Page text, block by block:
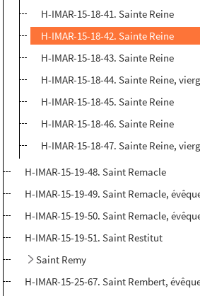
H-IMAR-15-18-41. Sainte Reine
H-IMAR-15-18-42. Sainte Reine
H-IMAR-15-18-43. Sainte Reine
H-IMAR-15-18-44. Sainte Reine,
H-IMAR-15-18-45. Sainte Reine
H-IMAR-15-18-46. Sainte Reine
H-IMAR-15-18-47. Sainte Reine,
H-IMAR-15-19-48. Saint Remacle
H-IMAR-15-19-49. Saint Remacle,
H-IMAR-15-19-50. Saint Remacle,
H-IMAR-15-19-51. Saint Restitut
Saint Remy
H-IMAR-15-25-67. Saint Rembert,